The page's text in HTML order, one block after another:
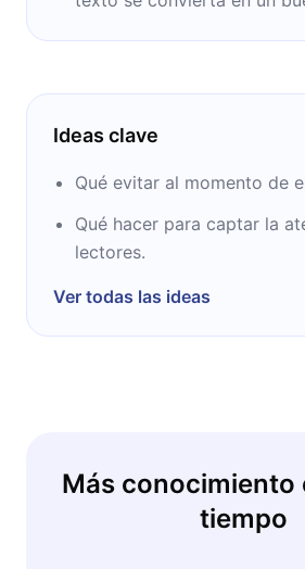
Ideas clave
Qué evitar al momento de
Qué hacer para captar la
lectores.
Ver todas las ideas
Más conocimiento
tiempo